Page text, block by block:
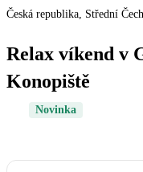
Česká republika, Střední
Relax víkend v
Konopiště
Novinka